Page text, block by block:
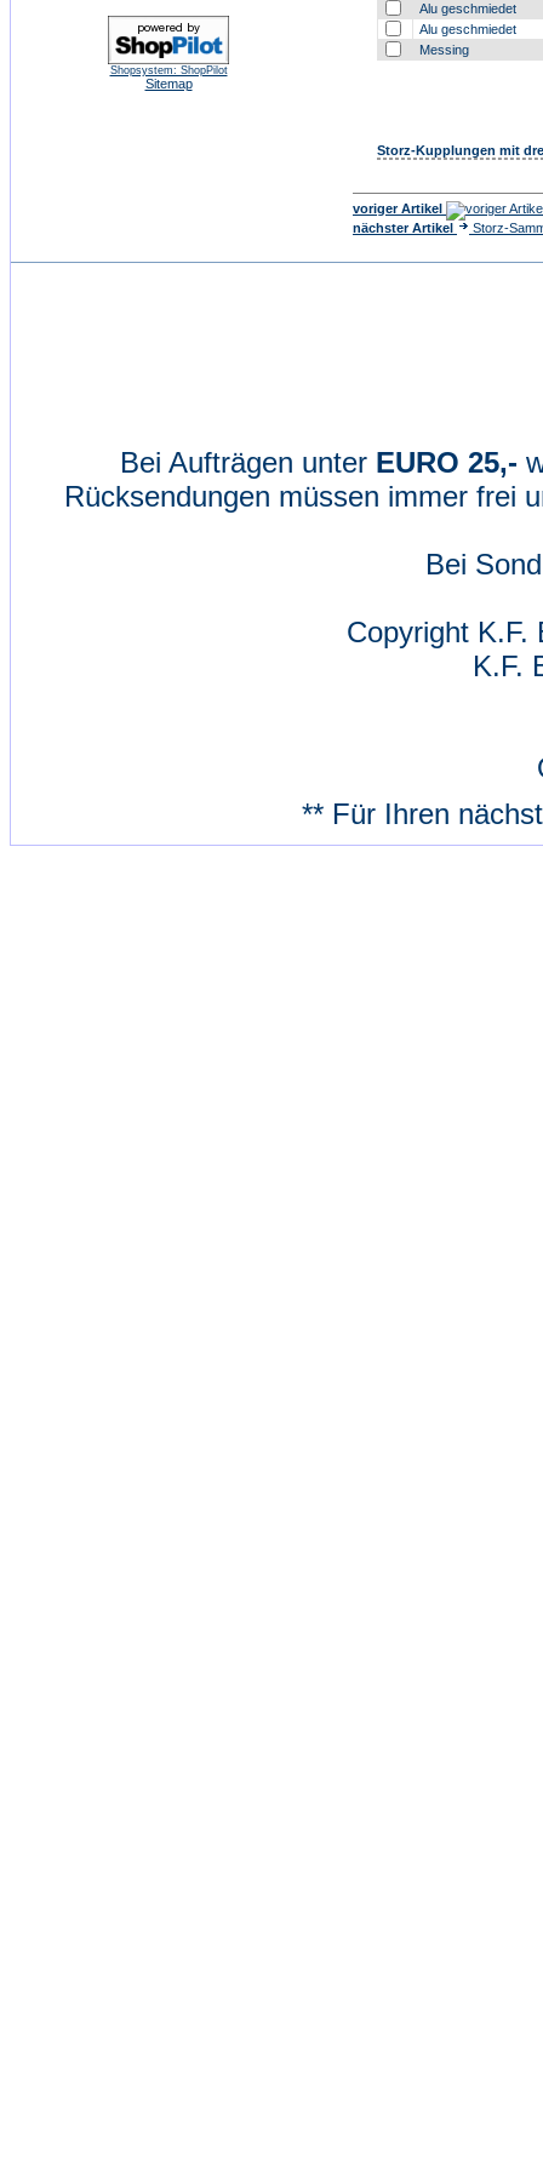
Shopsystem: ShopPilot
Sitemap
Alu geschmiedet
Alu geschmiedet
Messing
Storz-Kupplungen mit
voriger Artikel
nächster Artikel
Storz-
Bei Aufträgen unter EURO 25,-
Rücksendungen müssen immer frei
Bei
Copyright
K.F.
** Für Ihren